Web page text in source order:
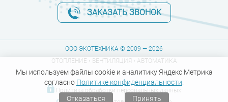
ЗАКАЗАТЬ ЗВОНОК
ООО ЭКОТЕХНИКА © 2009 — 2026
ОТОПЛЕНИЕ • ВЕНТИЛЯЦИЯ • АВТОМАТИКА
Политика обработки персональных данных
Мы используем файлы cookie и аналитику Яндекс Метрика
согласно Политике конфиденциальности
Отказаться
Принять